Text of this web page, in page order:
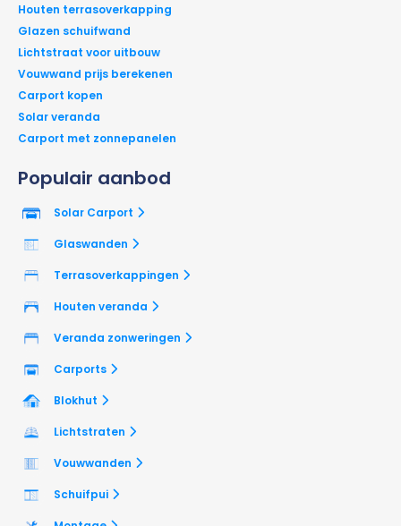
Populair aanbod
Solar Carport
Glaswanden
Terrasoverkappingen
Houten veranda
Veranda zonweringen
Carports
Blokhut
Lichtstraten
Vouwwanden
Schuifpui
Houten terrasoverkapping
Glazen schuifwand
Lichtstraat voor uitbouw
Vouwwand prijs berekenen
Carport kopen
Solar veranda
Carport met zonnepanelen